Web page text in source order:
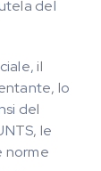
del
il
lo
del
le
norme